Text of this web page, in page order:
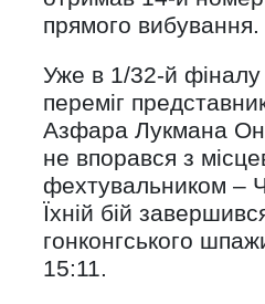
прямого вибування.
Уже в 1/32-й
переміг
Азфара Лукмана
не впорався з
фехтувальником –
Їхній бій
гонконгського
15:11.